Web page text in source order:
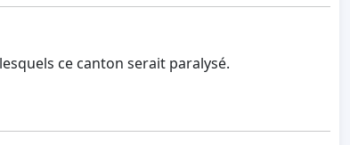
ce canton serait paralysé.